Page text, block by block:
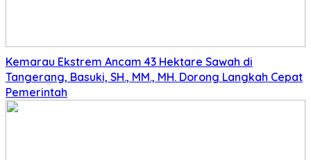
Kemarau Ekstrem Ancam 43 Hektare Sawah di
Tangerang, Basuki, SH., MM., MH. Dorong Langkah Cepat
Pemerintah